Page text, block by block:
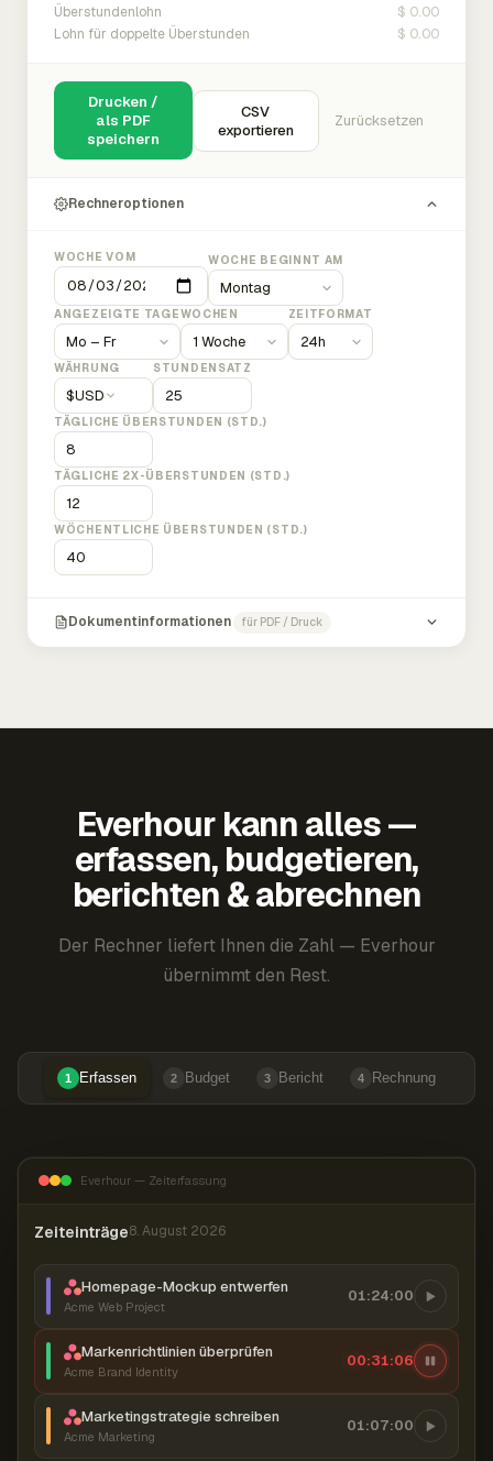
Überstundenlohn $ 0.00
Lohn für doppelte Überstunden $ 0.00
Drucken /
als PDF
speichern
CSV
exportieren
Zurücksetzen
Rechneroptionen
WOCHE VOM WOCHE BEGINNT AM
ANGEZEIGTE TAGEWOCHEN ZEITFORMAT
WÄHRUNG
$USD
STUNDENSATZ
TÄGLICHE ÜBERSTUNDEN (STD.)
TÄGLICHE 2X-ÜBERSTUNDEN (STD.)
WÖCHENTLICHE ÜBERSTUNDEN (STD.)
Dokumentinformationen für PDF / Druck
Everhour kann alles —
erfassen, budgetieren,
berichten & abrechnen
Der Rechner liefert Ihnen die Zahl — Everhour
übernimmt den Rest.
1 Erfassen 2 Budget 3 Bericht 4 Rechnung
Everhour — Zeiterfassung
Zeiteinträge8. August 2026
Homepage-Mockup entwerfen
Acme Web Project
01:24:00
Markenrichtlinien überprüfen
Acme Brand Identity
00:31:06
Marketingstrategie schreiben
Acme Marketing
01:07:00